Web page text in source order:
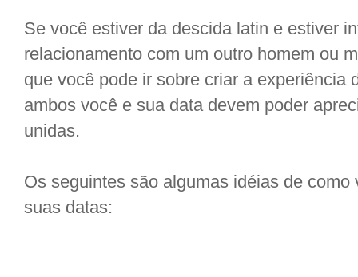
Se você estiver da descida latin e estiver
relacionamento com um outro homem ou
que você pode ir sobre criar a experiência
ambos você e sua data devem poder
unidas.
Os seguintes são algumas idéias de
suas datas: